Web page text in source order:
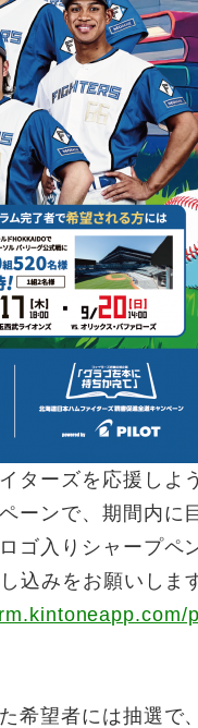
ターズを応援しよ
ーンで、期間内に
ゴ入りシャープペ
込みをお願いしま
希望者には抽選で